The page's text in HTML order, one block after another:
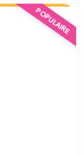
POPULAIRE